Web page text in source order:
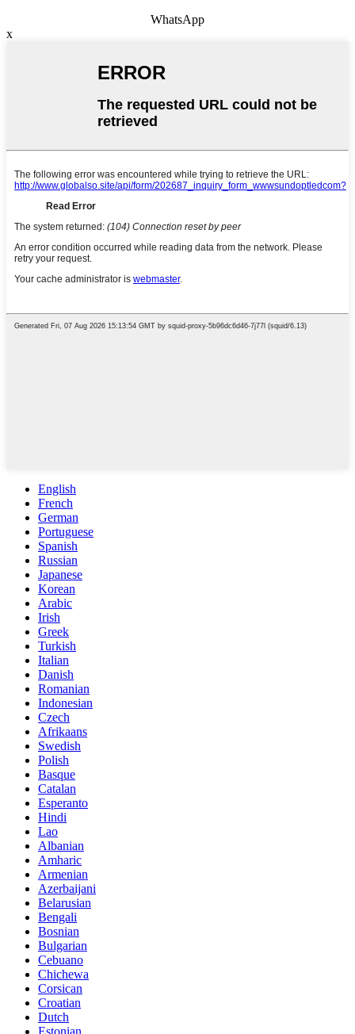
WhatsApp
x
English
French
German
Portuguese
Spanish
Russian
Japanese
Korean
Arabic
Irish
Greek
Turkish
Italian
Danish
Romanian
Indonesian
Czech
Afrikaans
Swedish
Polish
Basque
Catalan
Esperanto
Hindi
Lao
Albanian
Amharic
Armenian
Azerbaijani
Belarusian
Bengali
Bosnian
Bulgarian
Cebuano
Chichewa
Corsican
Croatian
Dutch